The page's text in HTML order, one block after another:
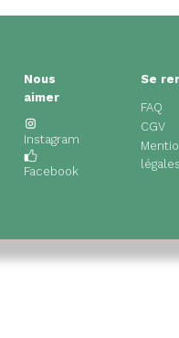
Nous
aimer
Instagram
Facebook
Se
FAQ
CGV
légales